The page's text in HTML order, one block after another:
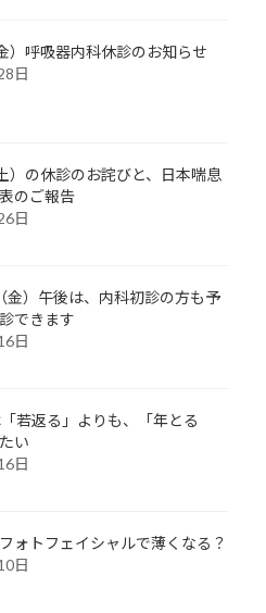
）呼吸器内科休診のお知らせ
日
）の休診のお詫びと、日本喘息
のご報告
日
金）午後は、内科初診の方も予
できます
日
若返る」よりも、「年とる
い
日
ォトフェイシャルで薄くなる？
日